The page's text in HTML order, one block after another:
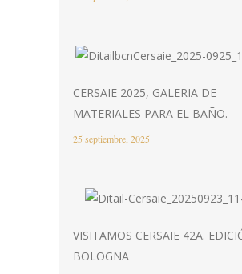
CERSAIE 2025, GALERIA DE
MATERIALES PARA EL BAÑO.
25 septiembre, 2025
VISITAMOS CERSAIE 42A.
BOLOGNA